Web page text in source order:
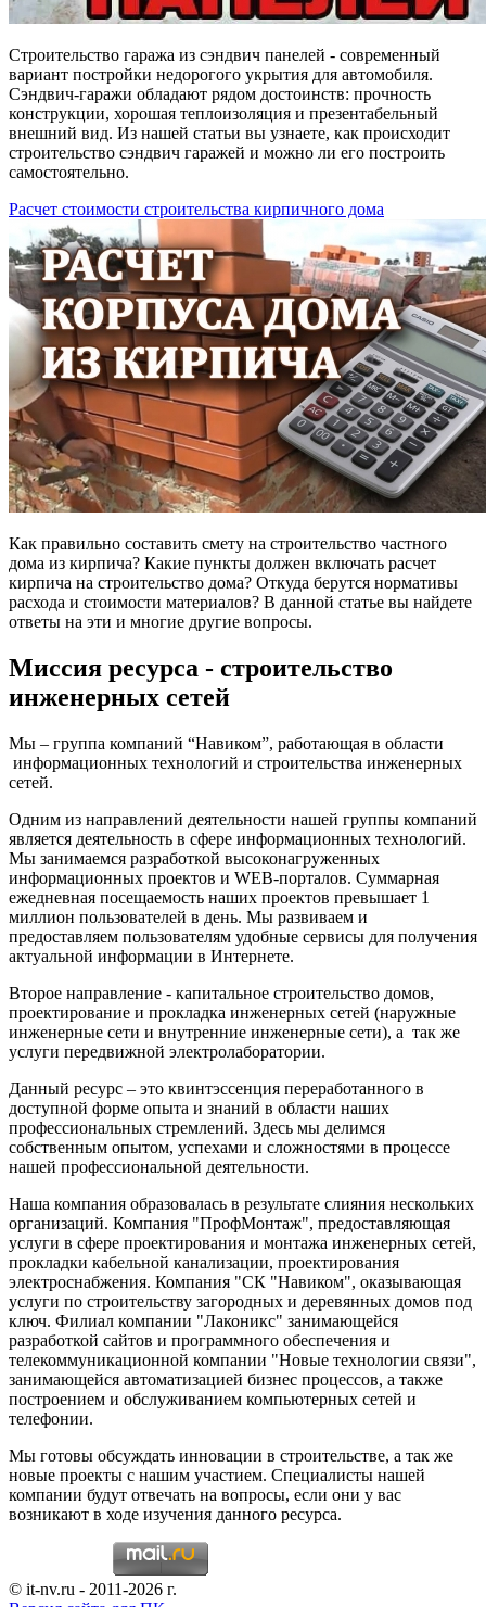
Строительство гаража из сэндвич панелей - современный
вариант постройки недорогого укрытия для автомобиля.
Сэндвич-гаражи обладают рядом достоинств: прочность
конструкции, хорошая теплоизоляция и презентабельный
внешний вид. Из нашей статьи вы узнаете, как происходит
строительство сэндвич гаражей и можно ли его построить
самостоятельно.
Расчет стоимости строительства кирпичного дома
Как правильно составить смету на строительство частного
дома из кирпича? Какие пункты должен включать расчет
кирпича на строительство дома? Откуда берутся нормативы
расхода и стоимости материалов? В данной статье вы найдете
ответы на эти и многие другие вопросы.
Миссия ресурса - строительство
инженерных сетей
Мы – группа компаний “Навиком”, работающая в области
информационных технологий и строительства инженерных
сетей.
Одним из направлений деятельности нашей группы компаний
является деятельность в сфере информационных технологий.
Мы занимаемся разработкой высоконагруженных
информационных проектов и WEB-порталов. Суммарная
ежедневная посещаемость наших проектов превышает 1
миллион пользователей в день. Мы развиваем и
предоставляем пользователям удобные сервисы для получения
актуальной информации в Интернете.
Второе направление - капитальное строительство домов,
проектирование и прокладка инженерных сетей (наружные
инженерные сети и внутренние инженерные сети), а так же
услуги передвижной электролаборатории.
Данный ресурс – это квинтэссенция переработанного в
доступной форме опыта и знаний в области наших
профессиональных стремлений. Здесь мы делимся
собственным опытом, успехами и сложностями в процессе
нашей профессиональной деятельности.
Наша компания образовалась в результате слияния нескольких
организаций. Компания "ПрофМонтаж", предоставляющая
услуги в сфере проектирования и монтажа инженерных сетей,
прокладки кабельной канализации, проектирования
электроснабжения. Компания "СК "Навиком", оказывающая
услуги по строительству загородных и деревянных домов под
ключ. Филиал компании "Лаконикс" занимающейся
разработкой сайтов и программного обеспечения и
телекоммуникационной компании "Новые технологии связи",
занимающейся автоматизацией бизнес процессов, а также
построением и обслуживанием компьютерных сетей и
телефонии.
Мы готовы обсуждать инновации в строительстве, а так же
новые проекты с нашим участием. Специалисты нашей
компании будут отвечать на вопросы, если они у вас
возникают в ходе изучения данного ресурса.
© it-nv.ru - 2011-2026 г.